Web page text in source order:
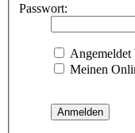
Passwort:
Angemeldet
Meinen